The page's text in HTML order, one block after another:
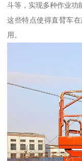
斗等，实现多种作业功
这些特点使得直臂车
用。